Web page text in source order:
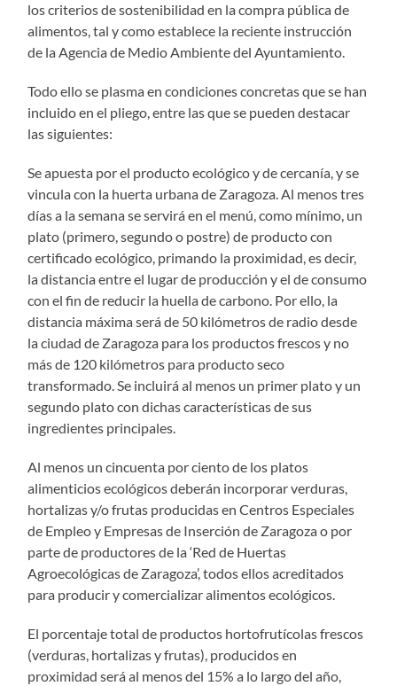
los criterios de sostenibilidad en la compra pública de
alimentos, tal y como establece la reciente instrucción
de la Agencia de Medio Ambiente del Ayuntamiento.
Todo ello se plasma en condiciones concretas que se han
incluido en el pliego, entre las que se pueden destacar
las siguientes:
Se apuesta por el producto ecológico y de cercanía, y se
vincula con la huerta urbana de Zaragoza. Al menos tres
días a la semana se servirá en el menú, como mínimo, un
plato (primero, segundo o postre) de producto con
certificado ecológico, primando la proximidad, es decir,
la distancia entre el lugar de producción y el de consumo
con el fin de reducir la huella de carbono. Por ello, la
distancia máxima será de 50 kilómetros de radio desde
la ciudad de Zaragoza para los productos frescos y no
más de 120 kilómetros para producto seco
transformado. Se incluirá al menos un primer plato y un
segundo plato con dichas características de sus
ingredientes principales.
Al menos un cincuenta por ciento de los platos
alimenticios ecológicos deberán incorporar verduras,
hortalizas y/o frutas producidas en Centros Especiales
de Empleo y Empresas de Inserción de Zaragoza o por
parte de productores de la ‘Red de Huertas
Agroecológicas de Zaragoza’, todos ellos acreditados
para producir y comercializar alimentos ecológicos.
El porcentaje total de productos hortofrutícolas frescos
(verduras, hortalizas y frutas), producidos en
proximidad será al menos del 15% a lo largo del año,